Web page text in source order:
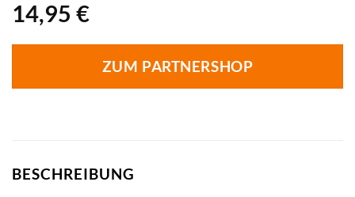
14,95 €
ZUM PARTNERSHOP
BESCHREIBUNG